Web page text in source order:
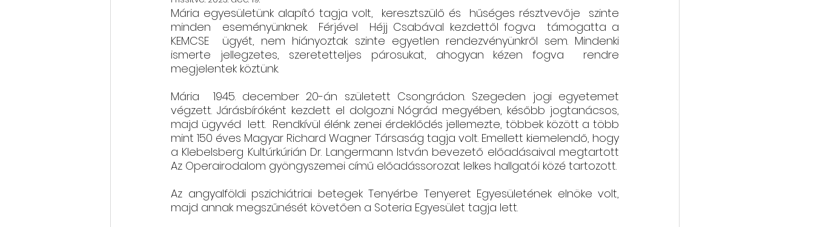
Keresztgyerekek levélcíme Nyaralás, táboroztatás Szociális és jótékonysági munka
Rólunk szól: cikkek, videók Csángó témájú könyv, videó Utazások Moldvába Galéria
Oktatás, továbbképzés Keresztszülő-portré Várjuk történeteiket!
Mária egyesületünk alapító tagja volt,  keresztszülő és  hűséges résztvevője  szinte
minden  eseményünknek.  Férjével  Héjj Csabával kezdettől fogva  támogatta a
KEMCSE  ügyét, nem hiányoztak szinte egyetlen rendezvényünkről sem. Mindenki
ismerte jellegzetes, szeretetteljes párosukat, ahogyan kézen fogva  rendre
megjelentek köztünk.
Mária  1945. december 20-án született Csongrádon. Szegeden jogi egyetemet
végzett. Járásbíróként kezdett el dolgozni Nógrád megyében, később jogtanácsos,
majd ügyvéd  lett.  Rendkívül élénk zenei érdeklődés jellemezte, többek között a több
mint 150 éves Magyar Richard Wagner Társaság tagja volt. Emellett kiemelendő, hogy
a Klebelsberg Kultúrkúrián Dr. Langermann István bevezető előadásaival megtartott
Az Operairodalom gyöngyszemei című előadássorozat lelkes hallgatói közé tartozott.
Az angyalföldi pszichiátriai betegek Tenyérbe Tenyeret Egyesületének elnöke volt,
majd annak megszűnését követően a Soteria Egyesület tagja lett.